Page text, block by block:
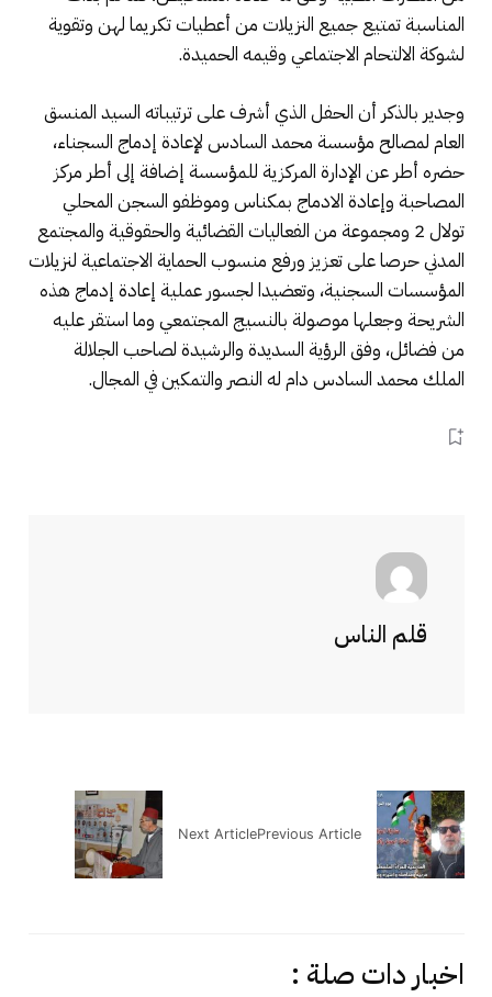
المناسبة تمتيع جميع النزيلات من أعطيات تكريما لهن وتقوية
لشوكة الالتحام الاجتماعي وقيمه الحميدة.
وجدير بالذكر أن الحفل الذي أشرف على ترتيباته السيد المنسق
العام لمصالح مؤسسة محمد السادس لإعادة إدماج السجناء،
حضره أطر عن الإدارة المركزية للمؤسسة إضافة إلى أطر مركز
المصاحبة وإعادة الادماج بمكناس وموظفو السجن المحلي
تولال 2 ومجموعة من الفعاليات القضائية والحقوقية والمجتمع
المدني حرصا على تعزيز ورفع منسوب الحماية الاجتماعية لنزيلات
المؤسسات السجنية، وتعضيدا لجسور عملية إعادة إدماج هذه
الشريحة وجعلها موصولة بالنسيج المجتمعي وما استقر عليه
من فضائل، وفق الرؤية السديدة والرشيدة لصاحب الجلالة
الملك محمد السادس دام له النصر والتمكين في المجال.
قلم الناس
Previous Article
Next Article
اخبار دات صلة :